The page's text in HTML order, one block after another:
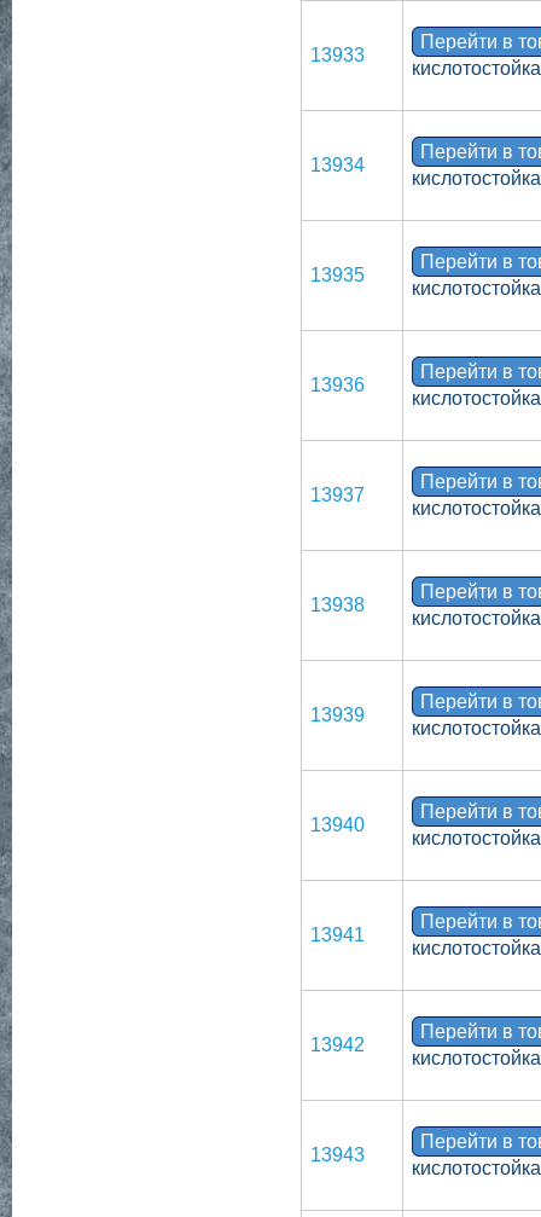
13933
Перейти в
13934
Перейти в
13935
Перейти в
13936
Перейти в
13937
Перейти в
13938
Перейти в
13939
Перейти в
13940
Перейти в
13941
Перейти в
13942
Перейти в
13943
Перейти в